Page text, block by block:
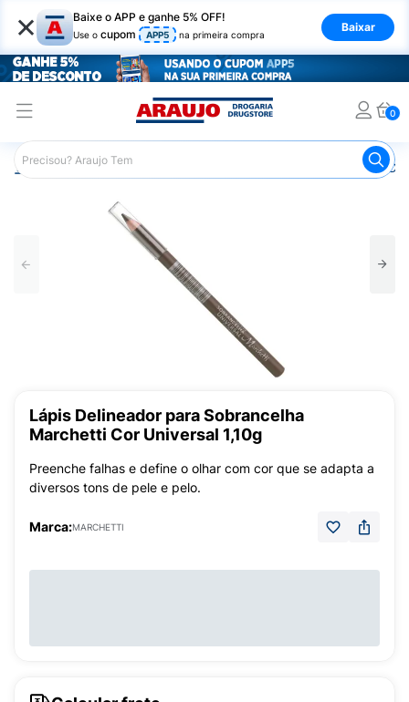
× Baixe o APP e ganhe 5% OFF!
Use o cupom APP5 na primeira compra
Baixar
0
Araujo Maquiagem Lápis
Lápis Delineador para Sobrancelha
Marchetti Cor Universal 1,10g
Preenche falhas e define o olhar com cor que se adapta a
diversos tons de pele e pelo.
Marca:MARCHETTI